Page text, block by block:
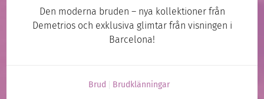
Den moderna bruden – nya kollektioner från
Demetrios och exklusiva glimtar från visningen i
Barcelona!
Brud Brudklänningar